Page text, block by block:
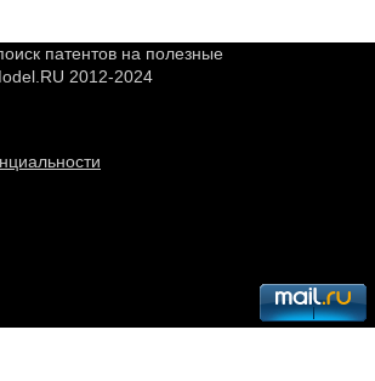
патентов на полезные
2012-2024